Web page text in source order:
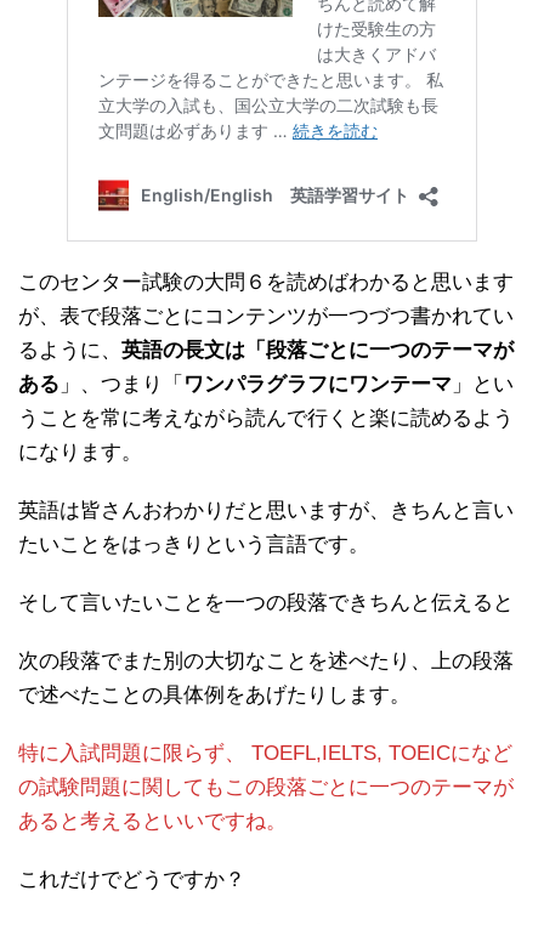
このセンター試験の大問６を読めばわかると思います
が、表で段落ごとにコンテンツが一つづつ書かれてい
るように、 英語の長文は「段落ごとに一つのテーマが
ある 」、つまり「 ワンパラグラフにワンテーマ 」とい
うことを常に考えながら読んで行くと楽に読めるよう
になります。
英語は皆さんおわかりだと思いますが、きちんと言い
たいことをはっきりという言語です。
そして言いたいことを一つの段落できちんと伝えると
次の段落でまた別の大切なことを述べたり、上の段落
で述べたことの具体例をあげたりします。
特に入試問題に限らず、 TOEFL,IELTS, TOEICになど
の試験問題に関してもこの段落ごとに一つのテーマが
あると考えるといいですね。
これだけでどうですか？